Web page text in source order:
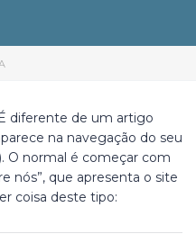
diferente de um artigo
na navegação do seu
O normal é começar com
nós”, que apresenta o site
coisa deste tipo: